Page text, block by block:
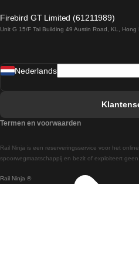
Treinen van
Treinen van
Treinen van
Firebird GT Limited (61211989)
Unit G 15/F Tal Building 49 Austin Road, KL, Hong
Rail Ninja ®
Rail Ninja is een reserveringsservice voor het
spoorwegmaatschappij en bezit of exploiteert geen
Nederlands
Termen en voorwaarden